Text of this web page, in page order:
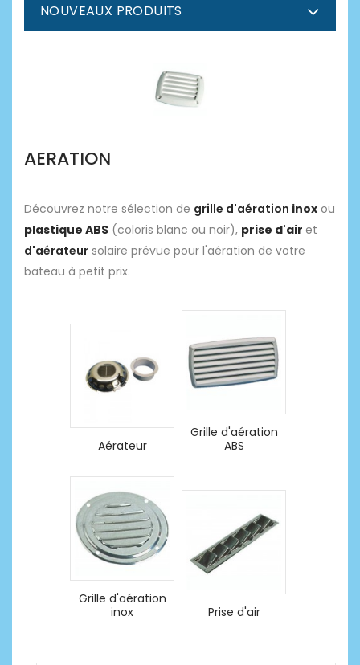
NOUVEAUX PRODUITS
AERATION
Découvrez notre sélection de grille d'aération inox ou
plastique ABS (coloris blanc ou noir), prise d'air et
d'aérateur solaire prévue pour l'aération de votre
bateau à petit prix.
Aérateur
Grille d'aération
ABS
Grille d'aération
inox
Prise d'air